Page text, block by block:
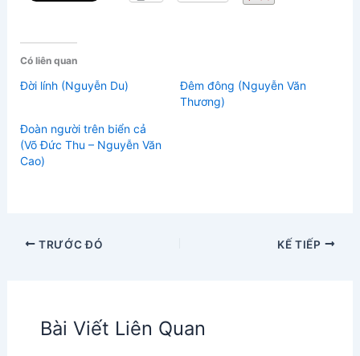
Có liên quan
Đời lính (Nguyễn Du)
Đêm đông (Nguyễn Văn
Thương)
Đoàn người trên biển cả
(Võ Đức Thu – Nguyễn Văn
Cao)
TRƯỚC ĐÓ KẾ TIẾP
Bài Viết Liên Quan